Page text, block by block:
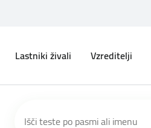
Lastniki živali Vzreditelji